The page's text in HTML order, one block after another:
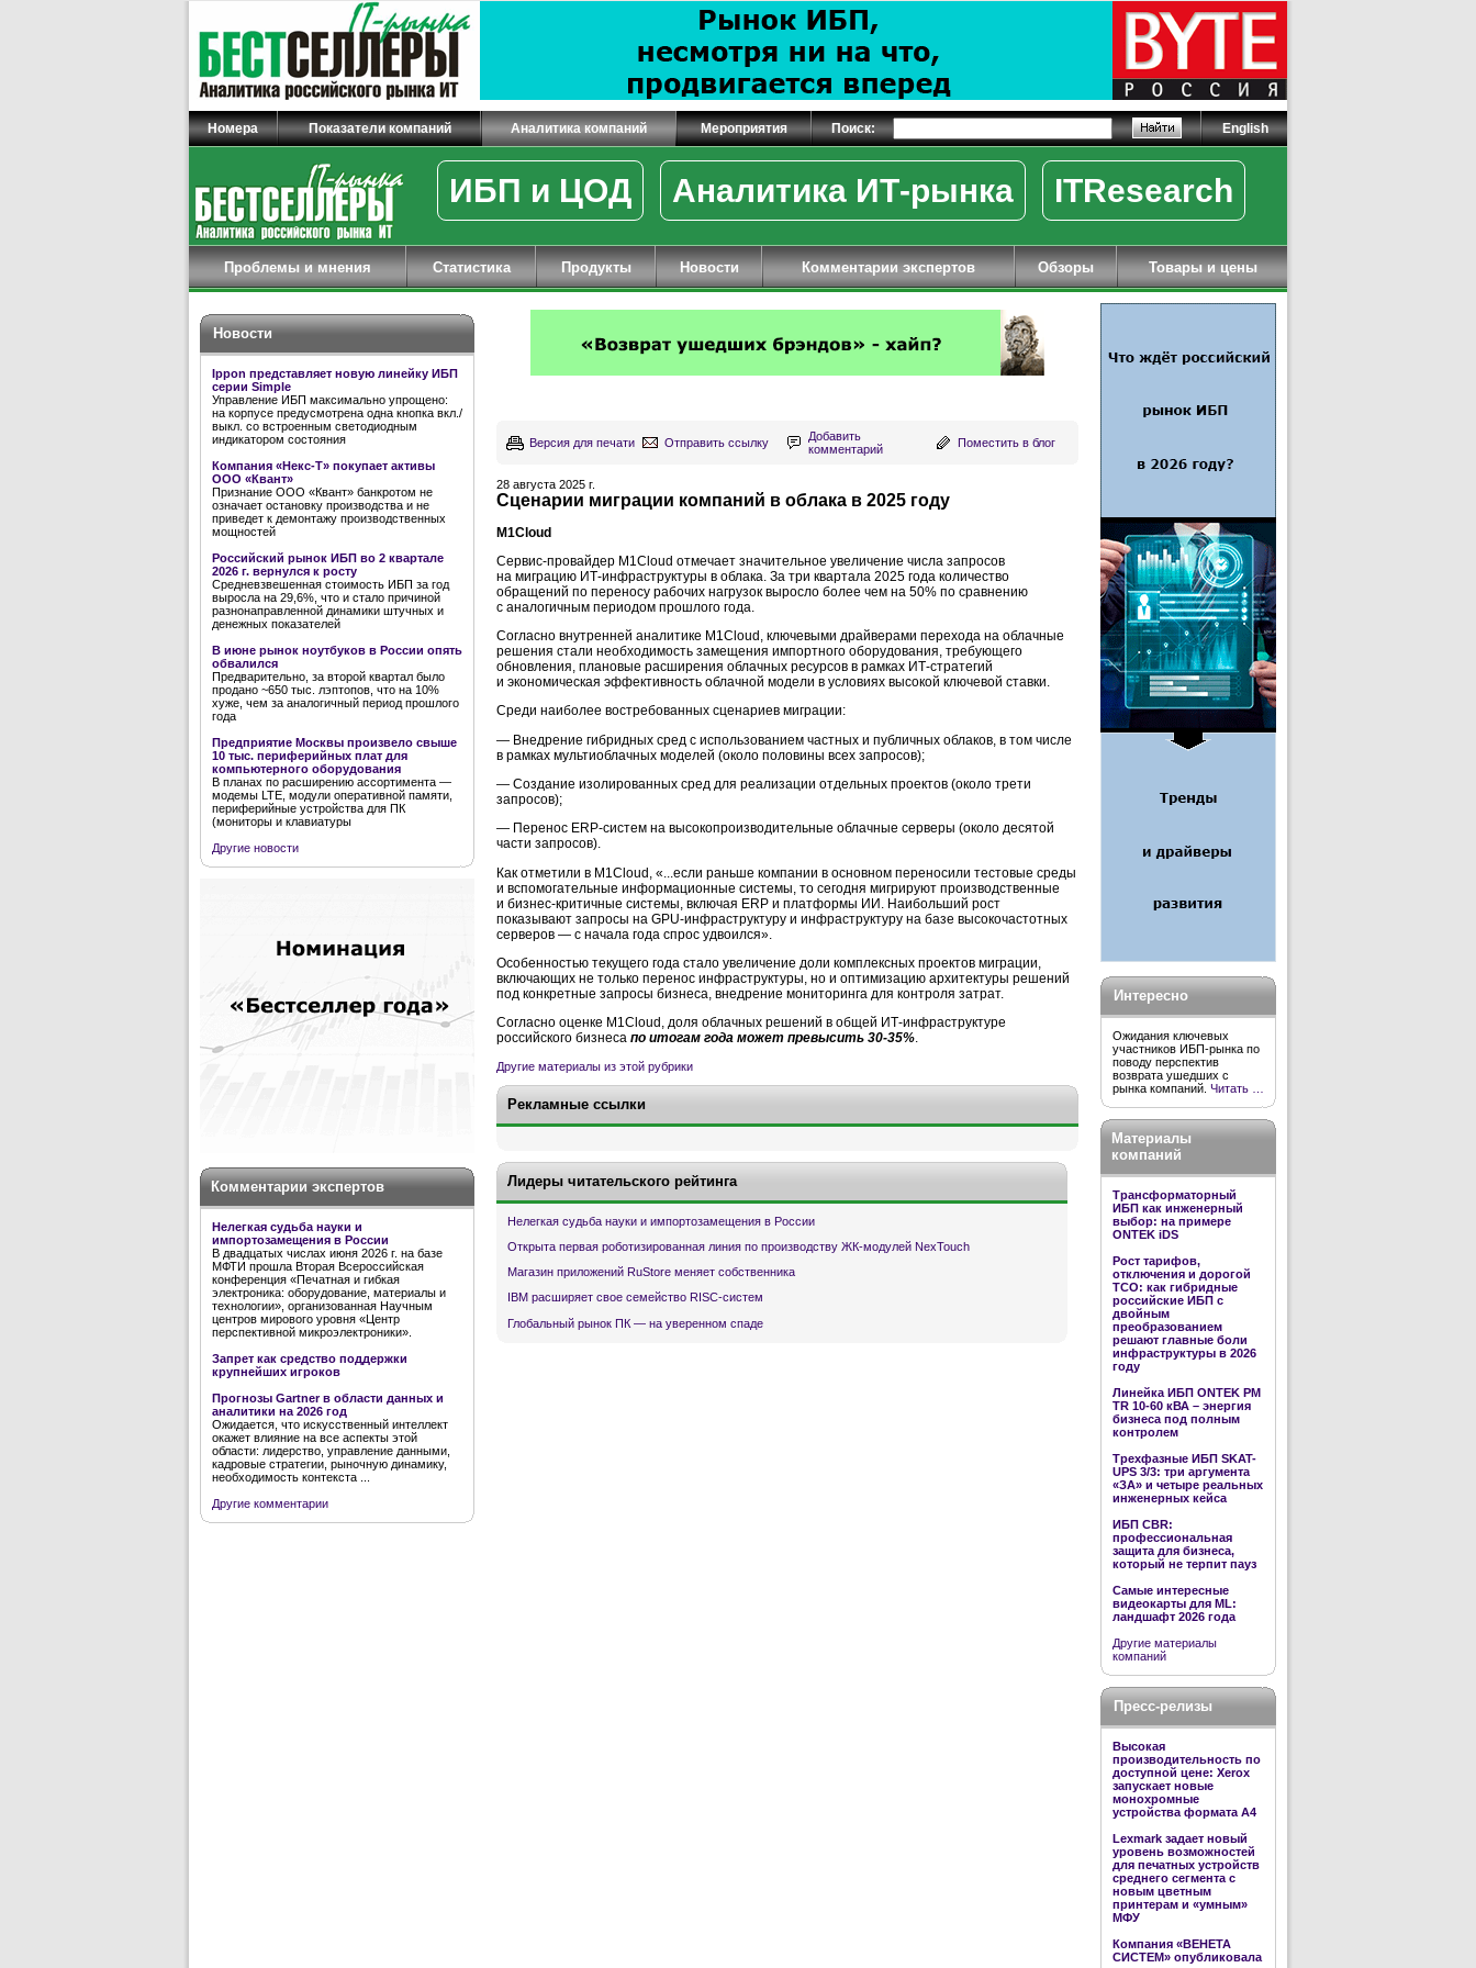
Номера Показатели компаний Аналитика компаний Мероприятия Поиск: English
ИБП и ЦОД Аналитика ИТ-рынка ITResearch
Проблемы и мнения Статистика Продукты Новости Комментарии экспертов Обзоры Товары и цены
Новости
Ippon представляет новую линейку ИБП
серии Simple
Управление ИБП максимально упрощено:
на корпусе предусмотрена одна кнопка вкл./
выкл. со встроенным светодиодным
индикатором состояния
Компания «Некс-Т» покупает активы
ООО «Квант»
Признание ООО «Квант» банкротом не
означает остановку производства и не
приведет к демонтажу производственных
мощностей
Российский рынок ИБП во 2 квартале
2026 г. вернулся к росту
Средневзвешенная стоимость ИБП за год
выросла на 29,6%, что и стало причиной
разнонаправленной динамики штучных и
денежных показателей
В июне рынок ноутбуков в России опять
обвалился
Предварительно, за второй квартал было
продано ~650 тыс. лэптопов, что на 10%
хуже, чем за аналогичный период прошлого
года
Предприятие Москвы произвело свыше
10 тыс. периферийных плат для
компьютерного оборудования
В планах по расширению ассортимента —
модемы LTE, модули оперативной памяти,
периферийные устройства для ПК
(мониторы и клавиатуры
Другие новости
Комментарии экспертов
Нелегкая судьба науки и
импортозамещения в России
В двадцатых числах июня 2026 г. на базе
МФТИ прошла Вторая Всероссийская
конференция «Печатная и гибкая
электроника: оборудование, материалы и
технологии», организованная Научным
центров мирового уровня «Центр
перспективной микроэлектроники».
Запрет как средство поддержки
крупнейших игроков
Прогнозы Gartner в области данных и
аналитики на 2026 год
Ожидается, что искусственный интеллект
окажет влияние на все аспекты этой
области: лидерство, управление данными,
кадровые стратегии, рыночную динамику,
необходимость контекста ...
Другие комментарии
Версия для печати Отправить ссылку
Добавить
комментарий
Поместить в блог
28 августа 2025 г.
Сценарии миграции компаний в облака в 2025 году
M1Cloud
Сервис-провайдер M1Cloud отмечает значительное увеличение числа запросов
на миграцию ИТ-инфраструктуры в облака. За три квартала 2025 года количество
обращений по переносу рабочих нагрузок выросло более чем на 50% по сравнению
с аналогичным периодом прошлого года.
Согласно внутренней аналитике M1Cloud, ключевыми драйверами перехода на облачные
решения стали необходимость замещения импортного оборудования, требующего
обновления, плановые расширения облачных ресурсов в рамках ИТ-стратегий
и экономическая эффективность облачной модели в условиях высокой ключевой ставки.
Среди наиболее востребованных сценариев миграции:
— Внедрение гибридных сред с использованием частных и публичных облаков, в том числе
в рамках мультиоблачных моделей (около половины всех запросов);
— Создание изолированных сред для реализации отдельных проектов (около трети
запросов);
— Перенос ERP-систем на высокопроизводительные облачные серверы (около десятой
части запросов).
Как отметили в M1Cloud, «...если раньше компании в основном переносили тестовые среды
и вспомогательные информационные системы, то сегодня мигрируют производственные
и бизнес-критичные системы, включая ERP и платформы ИИ. Наибольший рост
показывают запросы на GPU-инфраструктуру и инфраструктуру на базе высокочастотных
серверов — с начала года спрос удвоился».
Особенностью текущего года стало увеличение доли комплексных проектов миграции,
включающих не только перенос инфраструктуры, но и оптимизацию архитектуры решений
под конкретные запросы бизнеса, внедрение мониторинга для контроля затрат.
Согласно оценке M1Cloud, доля облачных решений в общей ИТ-инфраструктуре
российского бизнеса по итогам года может превысить 30-35%.
Другие материалы из этой рубрики
Рекламные ссылки
Лидеры читательского рейтинга
Нелегкая судьба науки и импортозамещения в России
Открыта первая роботизированная линия по производству ЖК-модулей NexTouch
Магазин приложений RuStore меняет собственника
IBM расширяет свое семейство RISC-систем
Глобальный рынок ПК — на уверенном спаде
Интересно
Ожидания ключевых
участников ИБП-рынка по
поводу перспектив
возврата ушедших с
рынка компаний. Читать …
Материалы
компаний
Трансформаторный
ИБП как инженерный
выбор: на примере
ONTEK iDS
Рост тарифов,
отключения и дорогой
TCO: как гибридные
российские ИБП с
двойным
преобразованием
решают главные боли
инфраструктуры в 2026
году
Линейка ИБП ONTEK PM
TR 10-60 кВА – энергия
бизнеса под полным
контролем
Трехфазные ИБП SKAT-
UPS 3/3: три аргумента
«ЗА» и четыре реальных
инженерных кейса
ИБП CBR:
профессиональная
защита для бизнеса,
который не терпит пауз
Самые интересные
видеокарты для ML:
ландшафт 2026 года
Другие материалы
компаний
Пресс-релизы
Высокая
производительность по
доступной цене: Xerox
запускает новые
монохромные
устройства формата А4
Lexmark задает новый
уровень возможностей
для печатных устройств
среднего сегмента с
новым цветным
принтерам и «умным»
МФУ
Компания «ВЕНЕТА
СИСТЕМ» опубликовала